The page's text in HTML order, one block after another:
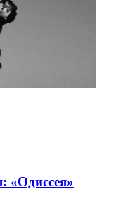
«Одиссея»